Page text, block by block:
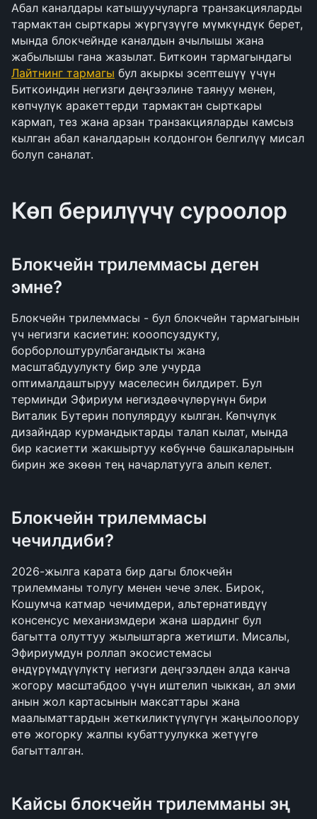
Абал каналдары катышуучуларга транзакцияларды
тармактан сырткары жүргүзүүгө мүмкүндүк берет,
мында блокчейнде каналдын ачылышы жана
Лайтнинг тармагы бул акыркы эсептешүү үчүн
Биткоиндин негизги деңгээлине таянуу менен,
көпчүлүк аракеттерди тармактан сырткары
кармап, тез жана арзан транзакцияларды камсыз
кылган абал каналдарын колдонгон белгилүү мисал
болуп саналат.
Көп берилүүчү суроолор
Блокчейн трилеммасы деген
эмне?
Блокчейн трилеммасы - бул блокчейн тармагынын
үч негизги касиетин: кооопсуздукту,
борборлоштурулбагандыкты жана
масштабдуулукту бир эле учурда
оптималдаштыруу маселесин билдирет. Бул
терминди Эфириум негиздөөчүлөрүнүн бири
Виталик Бутерин популярдуу кылган. Көпчүлүк
дизайндар курмандыктарды талап кылат, мында
бир касиетти жакшыртуу көбүнчө башкаларынын
бирин же экөөн тең начарлатууга алып келет.
Блокчейн трилеммасы
чечилдиби?
2026-жылга карата бир дагы блокчейн
трилемманы толугу менен чече элек. Бирок,
Кошумча катмар чечимдери, альтернативдүү
консенсус механизмдери жана шардинг бул
багытта олуттуу жылыштарга жетишти. Мисалы,
Эфириумдун роллап экосистемасы
өндүрүмдүүлүктү негизги деңгээлден алда канча
жогору масштабдоо үчүн иштелип чыккан, ал эми
анын жол картасынын максаттары жана
маалыматтардын жеткиликтүүлүгүн жаңылоолору
өтө жогорку жалпы кубаттуулукка жетүүгө
багытталган.
Кайсы блокчейн трилемманы эң